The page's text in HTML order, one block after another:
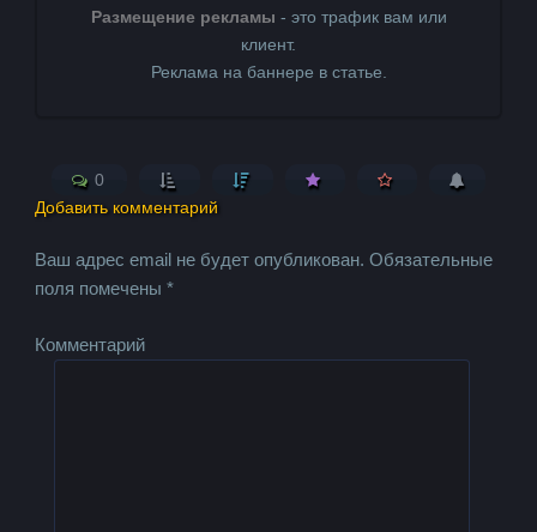
Размещение рекламы - это трафик вам или
клиент.
Реклама на баннере в статье.
0
Добавить комментарий
Ваш адрес email не будет опубликован. Обязательные
поля помечены*
Комментарий